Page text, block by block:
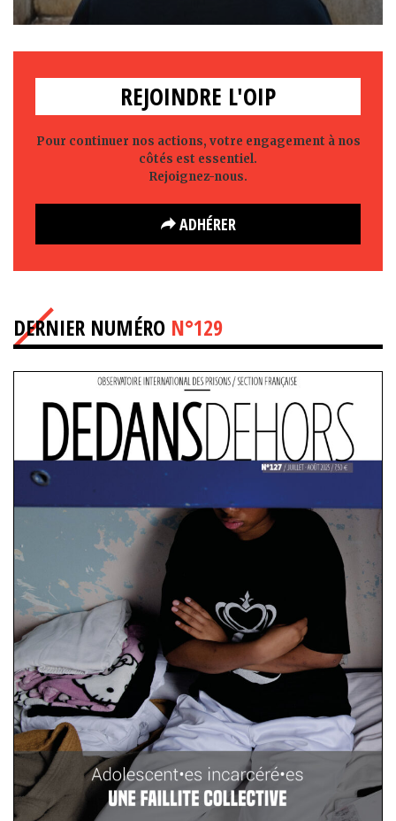
REJOINDRE L'OIP
Pour continuer nos actions, votre engagement à nos
côtés est essentiel.
Rejoignez-nous.
ADHÉRER
DERNIER NUMÉRO N°129